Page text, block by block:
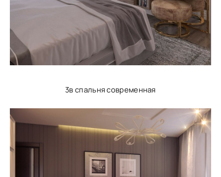
3в спальня современная